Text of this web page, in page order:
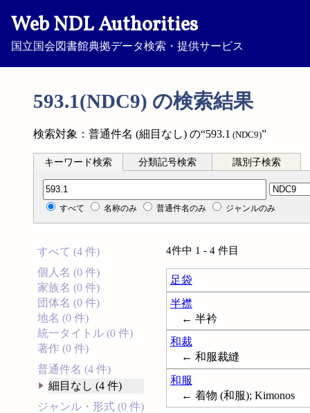
Web NDL Authorities
国立国会図書館典拠データ検索・提供サービス
593.1(NDC9) の検索結果
検索対象：普通件名 (細目なし) の“593.1 (NDC9)”
キーワード検索 分類記号検索 識別子検索
分類記号検索
すべて 名称のみ 普通件名のみ ジャンルのみ
すべて (4 件)
個人名 (0 件)
家族名 (0 件)
団体名 (0 件)
地名 (0 件)
統一タイトル (0 件)
著作 (0 件)
普通件名 (4 件)
細目なし (4 件)
ジャンル・形式 (0 件)
4件中 1 - 4 件目
足袋
半襟
← 半衿
和裁
← 和服裁縫
和服
← 着物 (和服); Kimonos